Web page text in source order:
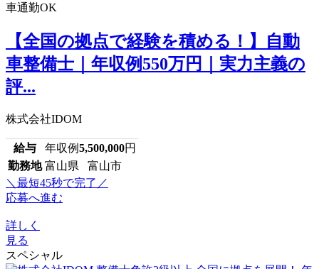
車通勤OK
【全国の拠点で経験を積める！】自動
車整備士｜年収例550万円｜実力主義の
評...
株式会社IDOM
給与 年収例5,500,000円
勤務地 富山県 富山市
＼最短45秒で完了／
応募へ進む
詳しく
見る
スペシャル